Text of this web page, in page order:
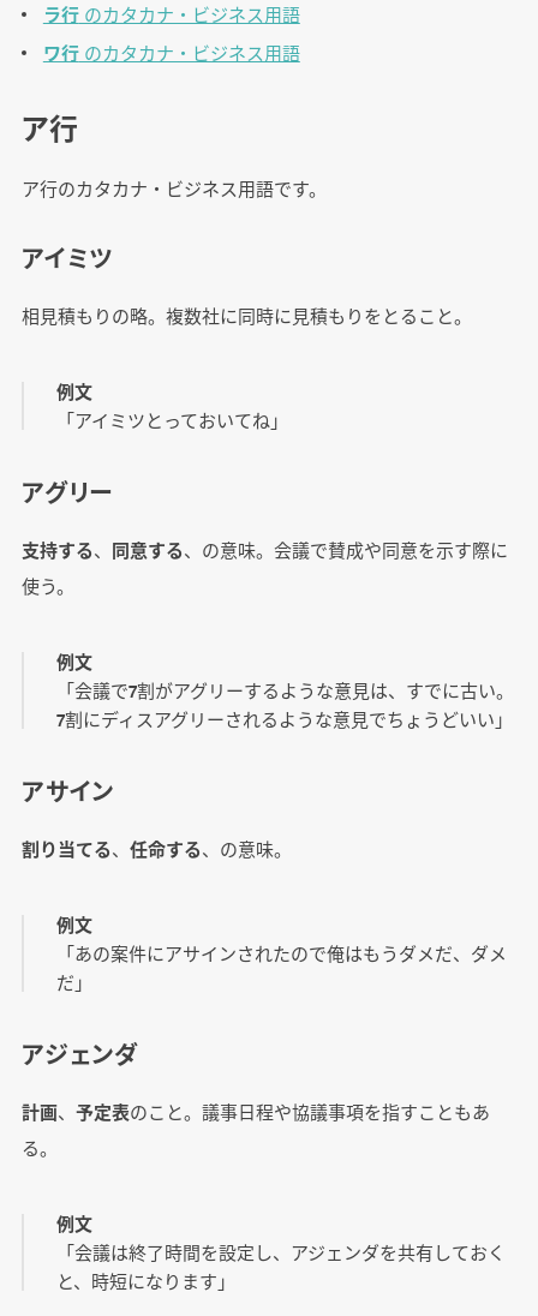
ラ行のカタカナ・ビジネス用語
ワ行のカタカナ・ビジネス用語
ア行
ア行のカタカナ・ビジネス用語です。
アイミツ
相見積もりの略。複数社に同時に見積もりをとること。
例文
「アイミツとっておいてね」
アグリー
支持する、 同意する、の意味。会議で賛成や同意を示す際に
使う。
例文
「会議で7割がアグリーするような意見は、すでに古い。
7割にディスアグリーされるような意見でちょうどいい」
アサイン
割り当てる、 任命する、の意味。
例文
「あの案件にアサインされたので俺はもうダメだ、ダメ
だ」
アジェンダ
計画、 予定表のこと。議事日程や協議事項を指すこともあ
る。
例文
「会議は終了時間を設定し、アジェンダを共有しておく
と、時短になります」